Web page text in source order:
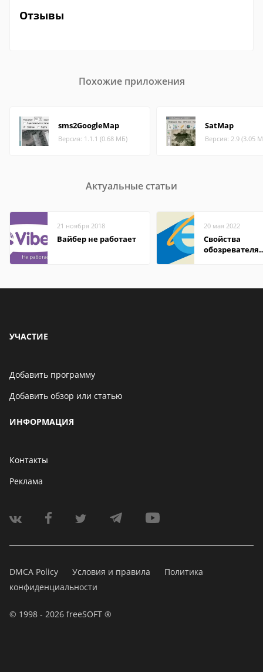
Отзывы
Похожие приложения
sms2GoogleMap
Версия: 1.1.1 (0.68 МБ)
SatMap
Версия: 2.9 (3.05
Актуальные статьи
21 ноября 2018
Вайбер не работает
20 мая 2022
Свойства
обозревателя
УЧАСТИЕ
Добавить программу
Добавить обзор или статью
ИНФОРМАЦИЯ
Контакты
Реклама
DMCA Policy Условия и правила
Политика
конфиденциальности
© 1998 - 2026 freeSOFT ®